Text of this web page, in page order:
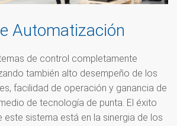
Automatización
de control completamente
también alto desempeño de los
facilidad de operación y ganancia de
de tecnología de punta. El éxito
este sistema está en la sinergia de los